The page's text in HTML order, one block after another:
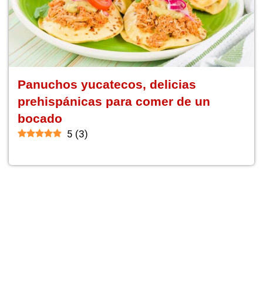
Panuchos yucatecos, delicias
prehispánicas para comer de un
bocado
5 (3)